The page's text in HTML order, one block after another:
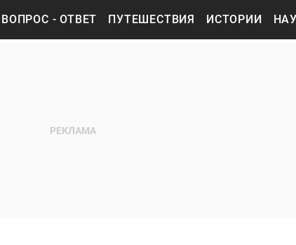
ВОПРОС - ОТВЕТ ПУТЕШЕСТВИЯ ИСТОРИИ